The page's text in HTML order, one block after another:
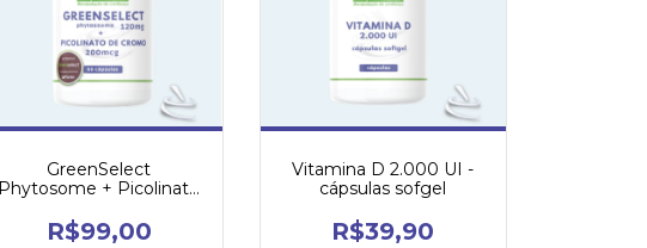
GreenSelect
Phytosome + Picolinato
R$99,00
Vitamina D 2.000 UI -
cápsulas sofgel
R$39,90